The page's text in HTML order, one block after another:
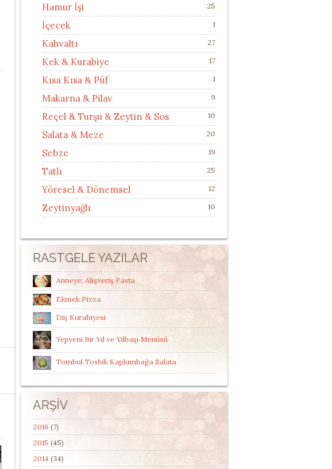
Hamur İşi 25
İçecek 1
Kahvaltı 27
Kek & Kurabiye 17
Kısa Kısa & Püf 1
Makarna & Pilav 9
Reçel & Turşu & Zeytin & Sos 10
Salata & Meze 20
Sebze 19
Tatlı 25
Yöresel & Dönemsel 12
Zeytinyağlı 10
RASTGELE YAZILAR
Anneye; Alışveriş Pasta
Ekmek Pizza
Diş Kurabiyesi
Yepyeni Bir Yıl ve Yılbaşı Menüsü
Tombul Tosbik Kaplumbağa Salata
ARŞIV
2016 (7)
2015 (45)
2014 (34)